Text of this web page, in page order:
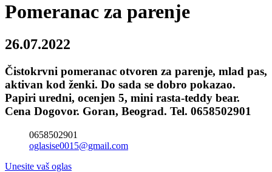
Pomeranac za parenje
26.07.2022
Čistokrvni pomeranac otvoren za parenje, mlad pas,
aktivan kod ženki. Do sada se dobro pokazao.
Papiri uredni, ocenjen 5, mini rasta-teddy bear.
Cena Dogovor. Goran, Beograd. Tel. 0658502901
0658502901
oglasise0015@gmail.com
Unesite vaš oglas